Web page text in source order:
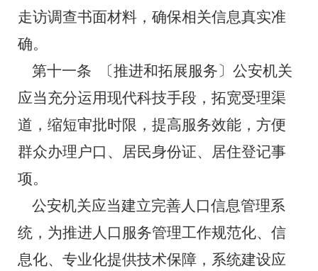
走访调查书面材料，确保相关信息真实准
确。
第十一条
〔推进和拓展服务〕公安机关
应当充分运用现代科技手段，拓宽受理渠
道，缩短审批时限，提高服务效能，方便
群众办理户口、居民身份证、居住登记事
项。
公安机关应当建立完善人口信息管理系
统，为推进人口服务管理工作规范化、信
息化、专业化提供技术保障，系统建设应